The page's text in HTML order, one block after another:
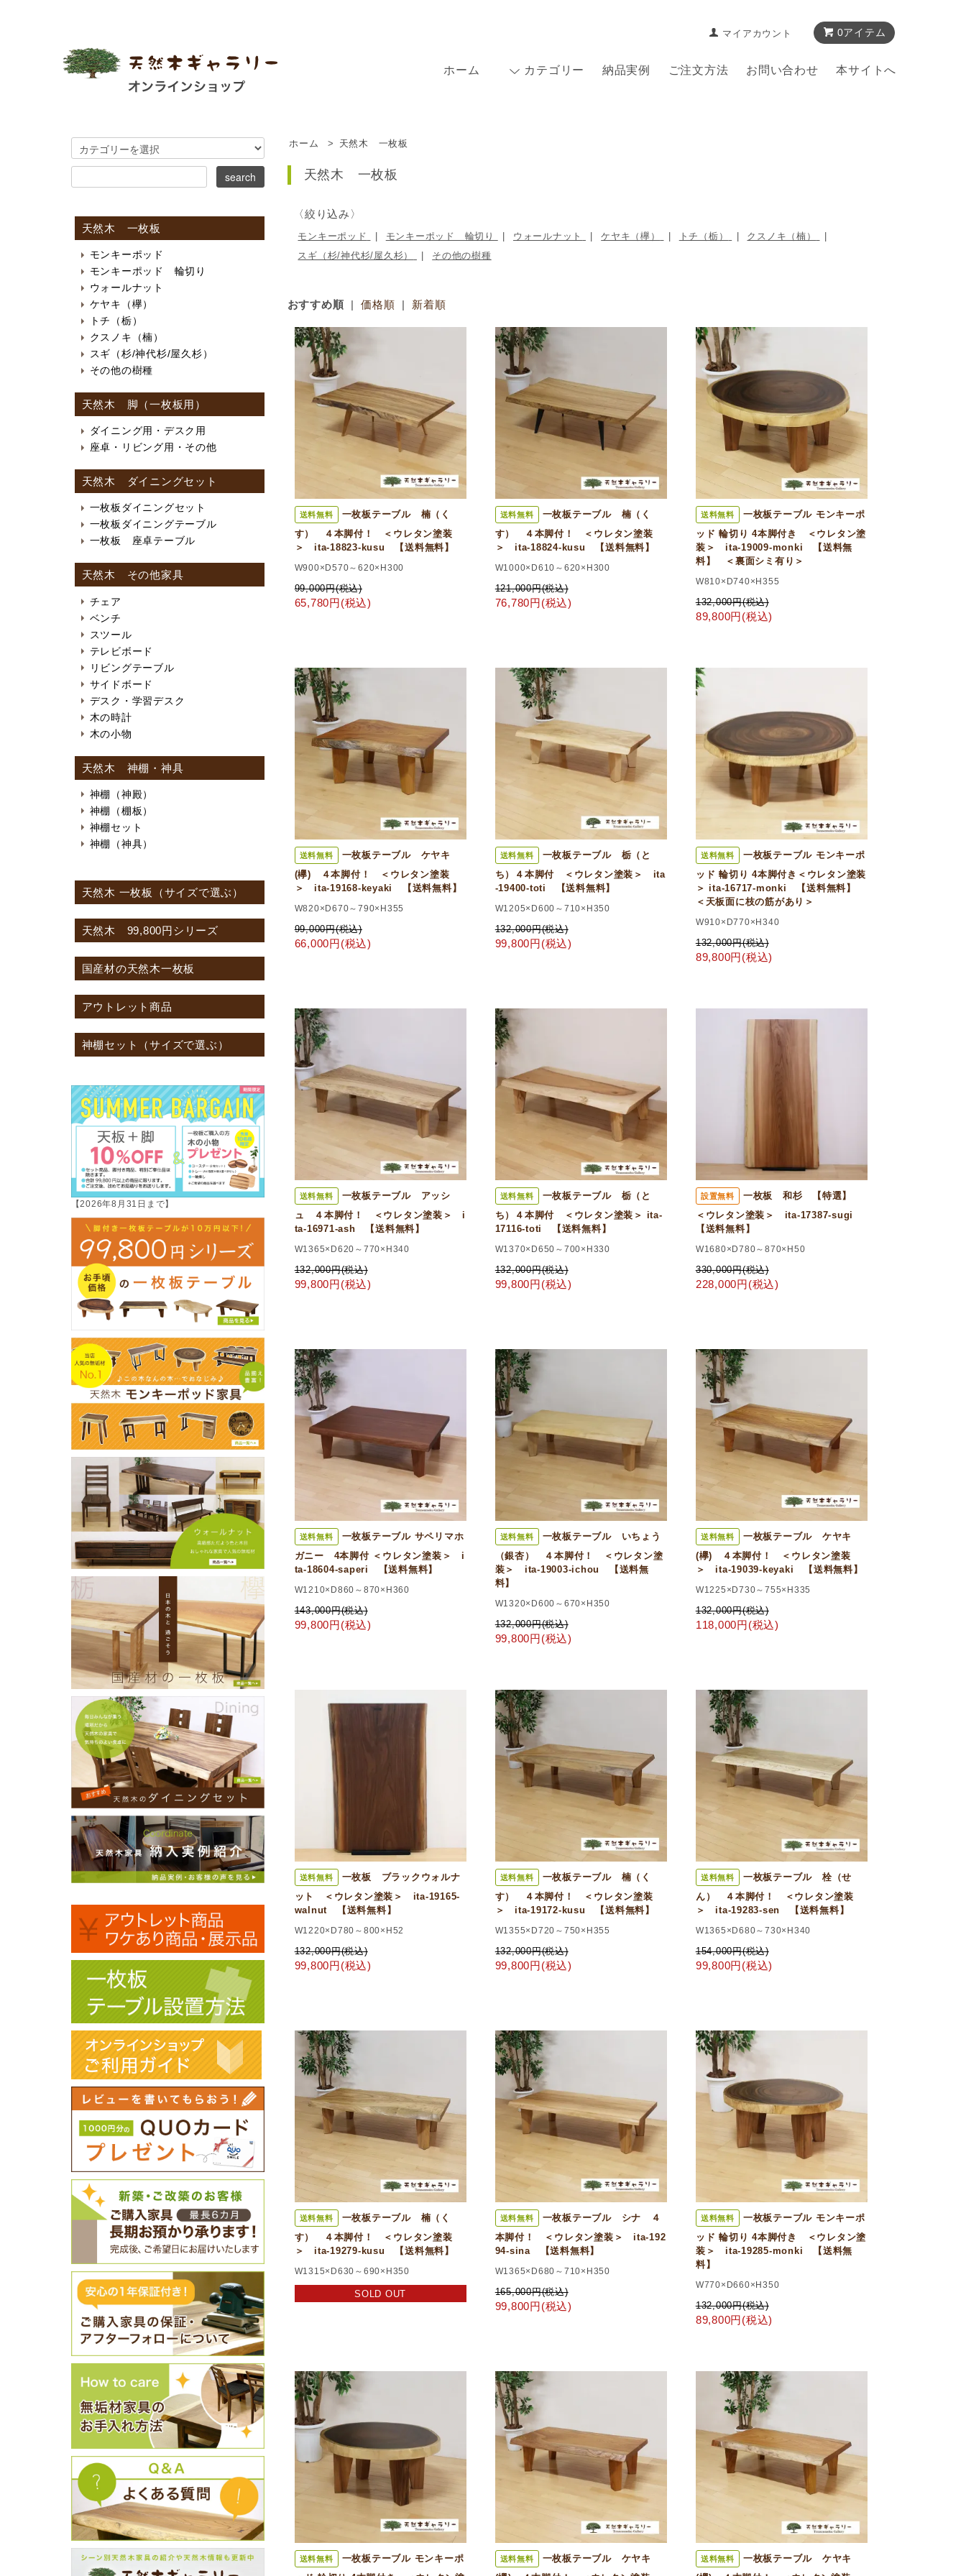
0アイテム
マイアカウント
ホーム カテゴリー 納品実例 ご注文方法 お問い合わせ 本サイトへ
ホーム > 天然木 一枚板
天然木 一枚板
〈絞り込み〉
モンキーポッド モンキーポッド 輪切り ウォールナット ケヤキ（欅） トチ（栃）
クスノキ（楠）
スギ（杉/神代杉/屋久杉）
その他の樹種
おすすめ順 |価格順 | 新着順
送料無料
一枚板テーブル 楠（く
す） ４本脚付！ ＜ウレタン塗装
＞ ita-18823-kusu 【送料無料】
W900×D570～620×H300
99,000円(税込)
65,780円(税込)
送料無料
一枚板テーブル 楠（く
す） ４本脚付！ ＜ウレタン塗装
＞ ita-18824-kusu 【送料無料】
W1000×D610～620×H300
121,000円(税込)
76,780円(税込)
送料無料
一枚板テーブル モンキーポ
ッド 輪切り 4本脚付き ＜ウレタン塗
装＞ ita-19009-monki 【送料無
料】 ＜裏面シミ有り＞
W810×D740×H355
132,000円(税込)
89,800円(税込)
送料無料
一枚板テーブル ケヤキ
(欅) ４本脚付！ ＜ウレタン塗装
＞ ita-19168-keyaki 【送料無料】
W820×D670～790×H355
99,000円(税込)
66,000円(税込)
送料無料
一枚板テーブル 栃（と
ち）４本脚付 ＜ウレタン塗装＞ ita
-19400-toti 【送料無料】
W1205×D600～710×H350
132,000円(税込)
99,800円(税込)
送料無料
一枚板テーブル モンキーポ
ッド 輪切り 4本脚付き＜ウレタン塗装
＞ ita-16717-monki 【送料無料】
＜天板面に枝の筋があり＞
W910×D770×H340
132,000円(税込)
89,800円(税込)
送料無料
一枚板テーブル アッシ
ュ ４本脚付！ ＜ウレタン塗装＞ i
ta-16971-ash 【送料無料】
W1365×D620～770×H340
132,000円(税込)
99,800円(税込)
送料無料
一枚板テーブル 栃（と
ち）４本脚付 ＜ウレタン塗装＞ ita-
17116-toti 【送料無料】
W1370×D650～700×H330
132,000円(税込)
99,800円(税込)
設置無料
一枚板 和杉 【特選】
＜ウレタン塗装＞ ita-17387-sugi
【送料無料】
W1680×D780～870×H50
330,000円(税込)
228,000円(税込)
送料無料
一枚板テーブル サペリマホ
ガニー 4本脚付 ＜ウレタン塗装＞ i
ta-18604-saperi 【送料無料】
W1210×D860～870×H360
143,000円(税込)
99,800円(税込)
送料無料
一枚板テーブル いちょう
（銀杏） ４本脚付！ ＜ウレタン塗
装＞ ita-19003-ichou 【送料無
料】
W1320×D600～670×H350
132,000円(税込)
99,800円(税込)
送料無料
一枚板テーブル ケヤキ
(欅) ４本脚付！ ＜ウレタン塗装
＞ ita-19039-keyaki 【送料無料】
W1225×D730～755×H335
132,000円(税込)
118,000円(税込)
送料無料
一枚板 ブラックウォルナ
ット ＜ウレタン塗装＞ ita-19165-
walnut 【送料無料】
W1220×D780～800×H52
132,000円(税込)
99,800円(税込)
送料無料
一枚板テーブル 楠（く
す） ４本脚付！ ＜ウレタン塗装
＞ ita-19172-kusu 【送料無料】
W1355×D720～750×H355
132,000円(税込)
99,800円(税込)
送料無料
一枚板テーブル 栓（せ
ん） ４本脚付！ ＜ウレタン塗装
＞ ita-19283-sen 【送料無料】
W1365×D680～730×H340
154,000円(税込)
99,800円(税込)
送料無料
一枚板テーブル 楠（く
す） ４本脚付！ ＜ウレタン塗装
＞ ita-19279-kusu 【送料無料】
W1315×D630～690×H350
SOLD OUT
送料無料
一枚板テーブル シナ ４
本脚付！ ＜ウレタン塗装＞ ita-192
94-sina 【送料無料】
W1365×D680～710×H350
165,000円(税込)
99,800円(税込)
送料無料
一枚板テーブル モンキーポ
ッド 輪切り 4本脚付き ＜ウレタン塗
装＞ ita-19285-monki 【送料無
料】
W770×D660×H350
132,000円(税込)
89,800円(税込)
送料無料
一枚板テーブル モンキーポ
送料無料
一枚板テーブル ケヤキ
送料無料
一枚板テーブル ケヤキ
天然木 一枚板
モンキーポッド
モンキーポッド 輪切り
ウォールナット
ケヤキ（欅）
トチ（栃）
クスノキ（楠）
スギ（杉/神代杉/屋久杉）
その他の樹種
天然木 脚（一枚板用）
ダイニング用・デスク用
座卓・リビング用・その他
天然木 ダイニングセット
一枚板ダイニングセット
一枚板ダイニングテーブル
一枚板 座卓テーブル
天然木 その他家具
チェア
ベンチ
スツール
テレビボード
リビングテーブル
サイドボード
デスク・学習デスク
木の時計
木の小物
天然木 神棚・神具
神棚（神殿）
神棚（棚板）
神棚セット
神棚（神具）
天然木 一枚板（サイズで選ぶ）
天然木 99,800円シリーズ
国産材の天然木一枚板
アウトレット商品
神棚セット（サイズで選ぶ）
【2026年8月31日まで】